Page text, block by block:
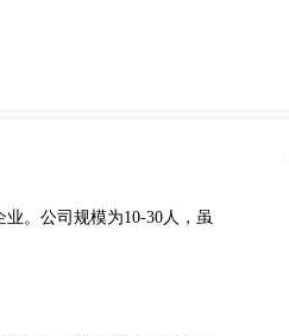
。公司规模为10-30人，虽